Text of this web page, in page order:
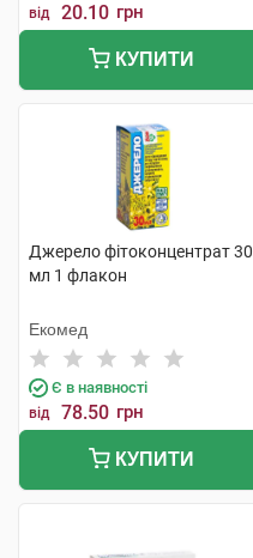
від 20.10 грн
КУПИТИ
Джерело фітоконцентрат 30
мл 1 флакон
Екомед
Є в наявності
від 78.50 грн
КУПИТИ